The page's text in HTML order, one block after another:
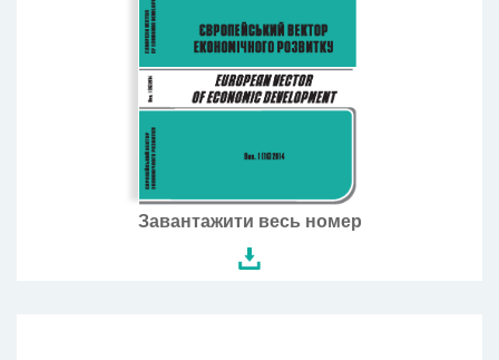
Завантажити весь номер